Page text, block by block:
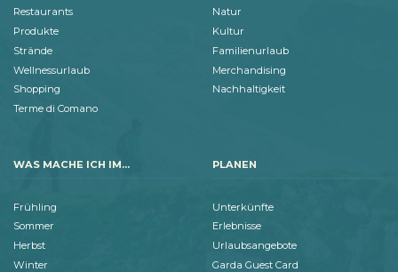
Restaurants
Produkte
Strände
Wellnessurlaub
Shopping
Terme di Comano
Natur
Kultur
Familienurlaub
Merchandising
Nachhaltigkeit
WAS MACHE ICH IM...
Frühling
Sommer
Herbst
Winter
PLANEN
Unterkünfte
Erlebnisse
Urlaubsangebote
Garda Guest Card